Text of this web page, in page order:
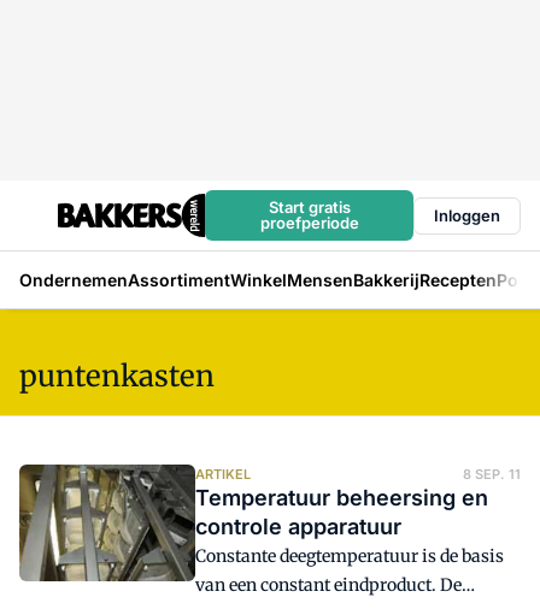
Start gratis
proefperiode
Inloggen
OndernemenAssortimentWinkelMensenBakkerijRecepten
puntenkasten
ARTIKEL 8 SEP. 11
Temperatuur beheersing en
controle apparatuur
Constante deegtemperatuur is de basis
van een constant eindproduct. De